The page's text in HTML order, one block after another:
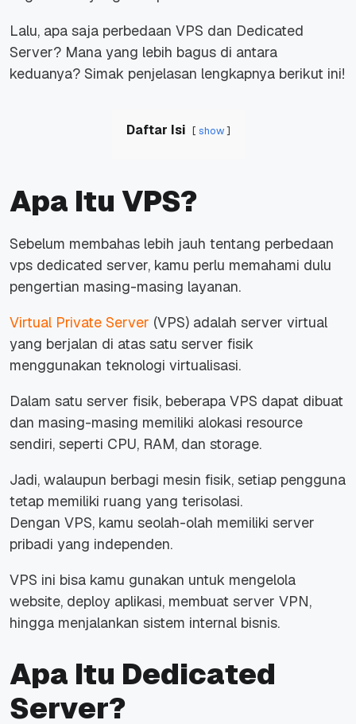
Lalu, apa saja perbedaan VPS dan Dedicated
Server? Mana yang lebih bagus di antara
keduanya? Simak penjelasan lengkapnya berikut ini!
Daftar Isi show
Apa Itu VPS?
Sebelum membahas lebih jauh tentang perbedaan
vps dedicated server, kamu perlu memahami dulu
pengertian masing-masing layanan.
Virtual Private Server (VPS) adalah server virtual
yang berjalan di atas satu server fisik
menggunakan teknologi virtualisasi.
Dalam satu server fisik, beberapa VPS dapat dibuat
dan masing-masing memiliki alokasi resource
sendiri, seperti CPU, RAM, dan storage.
Jadi, walaupun berbagi mesin fisik, setiap pengguna
tetap memiliki ruang yang terisolasi.
Dengan VPS, kamu seolah-olah memiliki server
pribadi yang independen.
VPS ini bisa kamu gunakan untuk mengelola
website, deploy aplikasi, membuat server VPN,
hingga menjalankan sistem internal bisnis.
Apa Itu Dedicated
Server?